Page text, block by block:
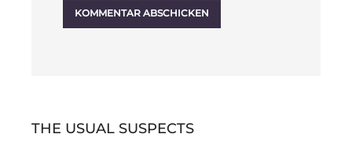
THE USUAL SUSPECTS